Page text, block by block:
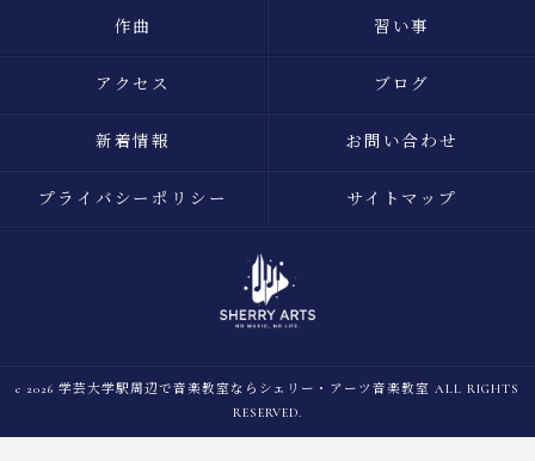
作曲 習い事
アクセス ブログ
新着情報 お問い合わせ
プライバシーポリシー サイトマップ
c 2026 学芸大学駅周辺で音楽教室ならシェリー・アーツ音楽教室 ALL RIGHTS
RESERVED.